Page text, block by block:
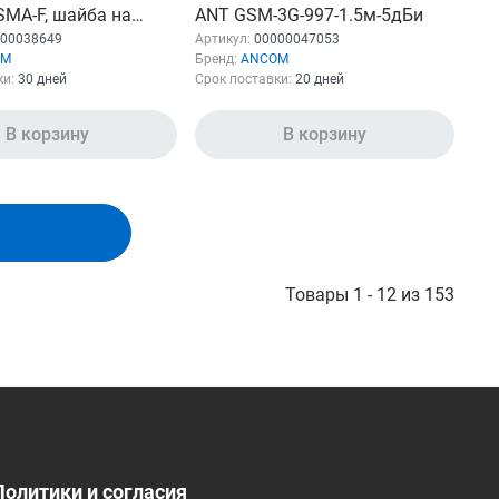
F, шайба на
0,5 м
30 дней
В корзину
ANT GSM-3G-997-1.5м-5дБи
Артикул: 00000047053
Бренд: ANCOM
Срок поставки: 20 дней
В корзину
Товары 1 - 12 из 153
и согласия